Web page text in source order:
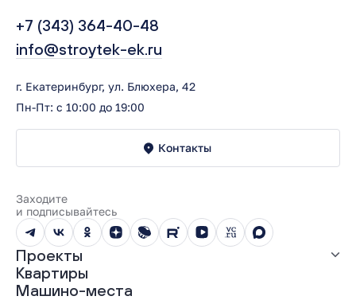
+7 (343) 364-40-48
info@stroytek-ek.ru
г. Екатеринбург, ул. Блюхера, 42
Пн-Пт: с 10:00 до 19:00
Контакты
Заходите
и подписывайтесь
Проекты
Все проекты
Квартиры
Машино-места